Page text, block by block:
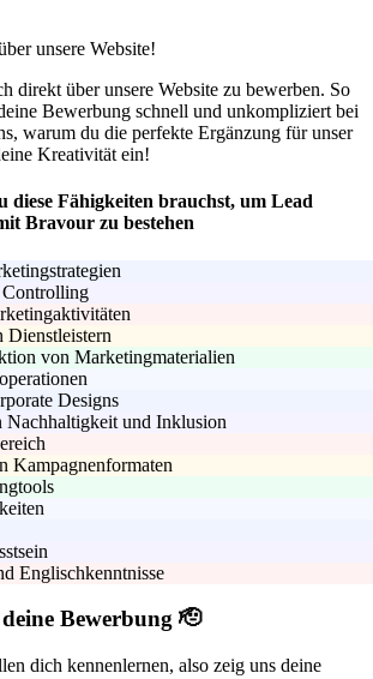
unsere Website!
direkt über unsere Website zu bewerben. So
Bewerbung schnell und unkompliziert bei
warum du die perfekte Ergänzung für unser
Kreativität ein!
diese Fähigkeiten brauchst, um Lead
Bravour zu bestehen
Controlling
Dienstleistern
von Marketingmaterialien
Designs
Nachhaltigkeit und Inklusion
Kampagnenformaten
Englischkenntnisse
Bewerbung 🫡
dich kennenlernen, also zeig uns deine